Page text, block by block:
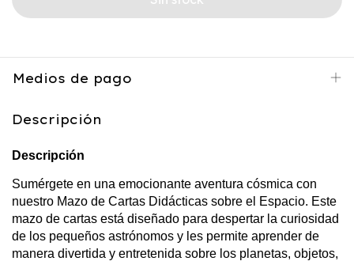
Medios de pago
Descripción
Descripción
Sumérgete en una emocionante aventura cósmica con
nuestro Mazo de Cartas Didácticas sobre el Espacio. Este
mazo de cartas está diseñado para despertar la curiosidad
de los pequeños astrónomos y les permite aprender de
manera divertida y entretenida sobre los planetas, objetos,